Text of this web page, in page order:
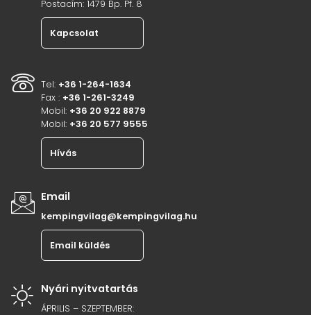
Postacím: 1479 Bp. Pf. 8
Kapcsolat
Tel: +36 1-264-1634
Fax : +36 1-261-3249
Mobil: +36 20 922 8879
Mobil: +36 20 577 9555
Hívás
Email
kempingvilag@kempingvilag.hu
Email küldés
Nyári nyitvatartás
ÁPRILIS – SZEPTEMBER: